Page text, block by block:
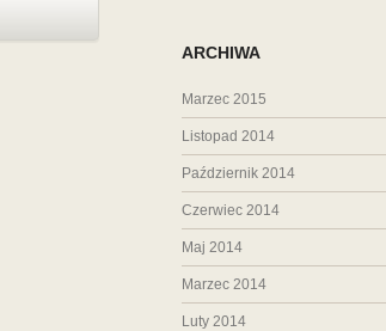
ARCHIWA
Marzec 2015
Listopad 2014
Październik 2014
Czerwiec 2014
Maj 2014
Marzec 2014
Luty 2014